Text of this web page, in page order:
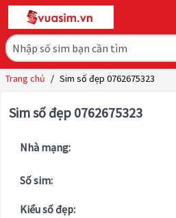
Trang chủ / Sim số đẹp 0762675323
Sim số đẹp 0762675323
Nhà mạng:
Số sim:
Kiểu số đẹp: